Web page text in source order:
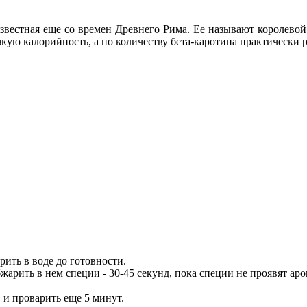
еще со времен Древнего Рима. Ее называют
калорийность, а по количеству бета-каротина практически
в воде до готовности.
в нем специи - 30-45 секунд, пока специи не проявят
и проварить еще 5 минут.